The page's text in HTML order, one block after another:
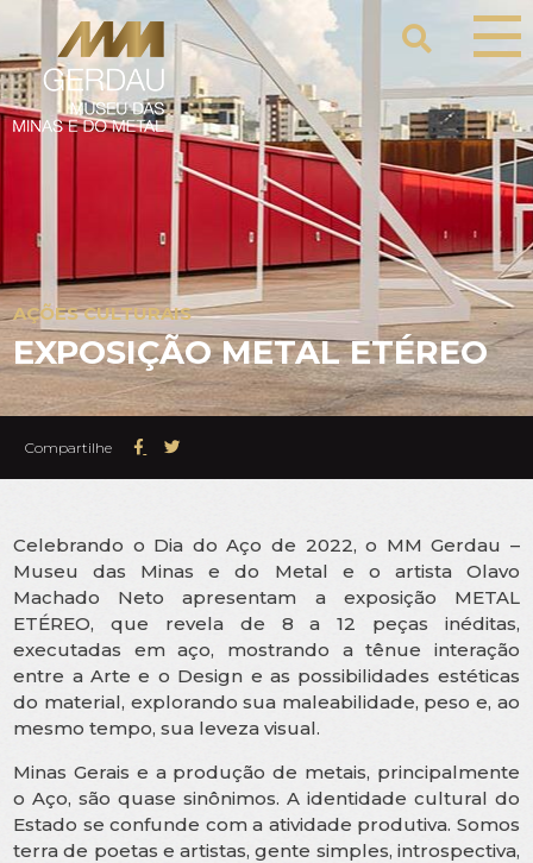
AÇÕES CULTURAIS
EXPOSIÇÃO METAL ETÉREO
Compartilhe
Celebrando o Dia do Aço de 2022, o MM Gerdau –
Museu das Minas e do Metal e o artista Olavo
Machado Neto apresentam a exposição METAL
ETÉREO, que revela de 8 a 12 peças inéditas,
executadas em aço, mostrando a tênue interação
entre a Arte e o Design e as possibilidades estéticas
do material, explorando sua maleabilidade, peso e, ao
mesmo tempo, sua leveza visual.
Minas Gerais e a produção de metais, principalmente
o Aço, são quase sinônimos. A identidade cultural do
Estado se confunde com a atividade produtiva. Somos
terra de poetas e artistas, gente simples, introspectiva,